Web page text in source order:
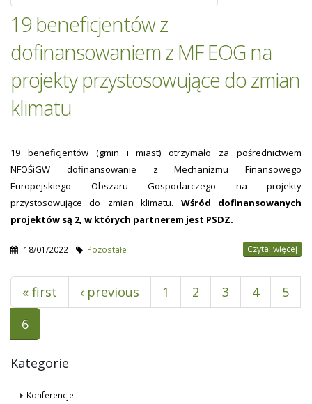
19 beneficjentów z
dofinansowaniem z MF EOG na
projekty przystosowujące do zmian
klimatu
19 beneficjentów (gmin i miast) otrzymało za pośrednictwem
NFOŚiGW dofinansowanie z Mechanizmu Finansowego
Europejskiego Obszaru Gospodarczego na projekty
przystosowujące do zmian klimatu. Wśród dofinansowanych
projektów są 2, w których partnerem jest PSDZ.
18/01/2022 Pozostałe Czytaj więcej
Pages
« first ‹ previous 1 2 3 4
5
6
Kategorie
Konferencje